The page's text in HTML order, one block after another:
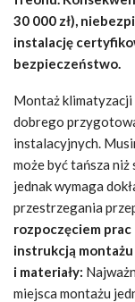
30 000 zł),
instalację
bezpieczeństwo.
Montaż klimatyzacji
dobrego
instalacyjnych.
może być tańsza
jednak wymaga
przestrzegania
rozpoczęciem prac
instrukcją
i materiały:
miejsca montażu